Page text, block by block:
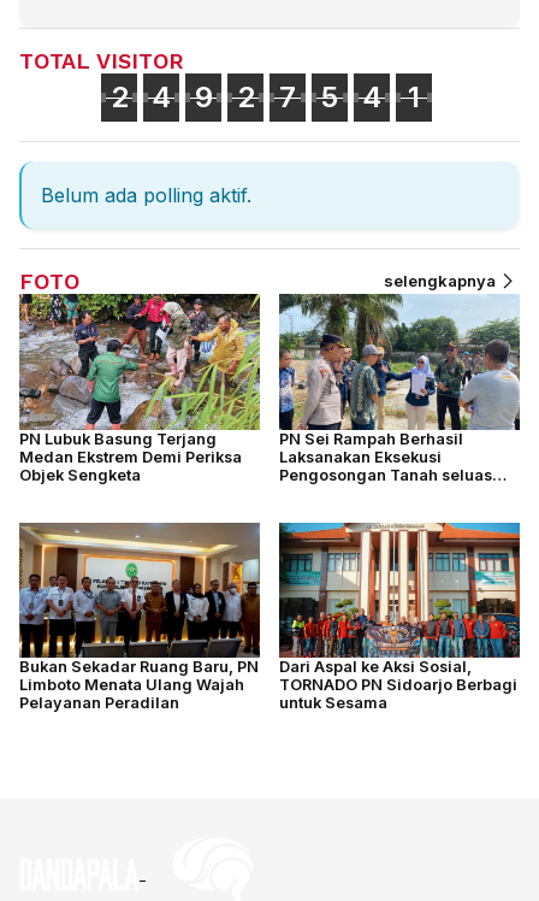
TOTAL VISITOR
2 4 9 2 7 5 4 1
Belum ada polling aktif.
FOTO selengkapnya
PN Lubuk Basung Terjang
Medan Ekstrem Demi Periksa
Objek Sengketa
PN Sei Rampah Berhasil
Laksanakan Eksekusi
Pengosongan Tanah seluas
Bukan Sekadar Ruang Baru, PN
Limboto Menata Ulang Wajah
Pelayanan Peradilan
Dari Aspal ke Aksi Sosial,
TORNADO PN Sidoarjo Berbagi
untuk Sesama